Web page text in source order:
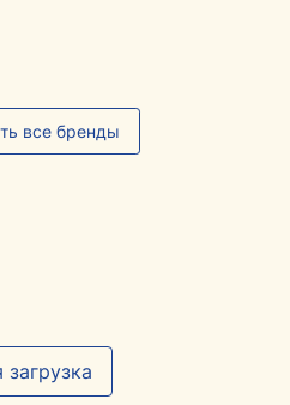
все бренды